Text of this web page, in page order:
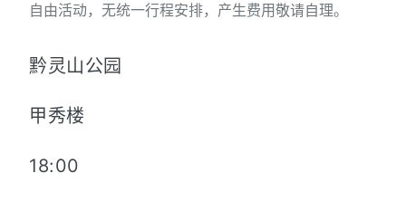
自由活动，无统一行程安排，产生费用敬请自理。
黔灵山公园
甲秀楼
18:00